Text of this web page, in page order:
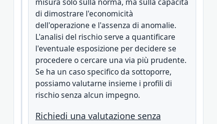
di dimostrare l'economicità
dell'operazione e l'assenza di anomalie.
L'analisi del rischio serve a quantificare
l'eventuale esposizione per decidere se
procedere o cercare una via più prudente.
Se ha un caso specifico da sottoporre,
possiamo valutarne insieme i profili di
rischio senza alcun impegno.
Richiedi una valutazione senza